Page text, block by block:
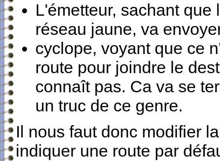
L'émetteur, sachant
réseau jaune, va
cyclope, voyant que ce
route pour joindre le
connaît pas. Ca va se
un truc de ce genre.
Il nous faut donc modifier
indiquer une route par